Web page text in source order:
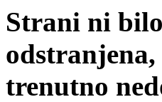
Strani ni
trenutno